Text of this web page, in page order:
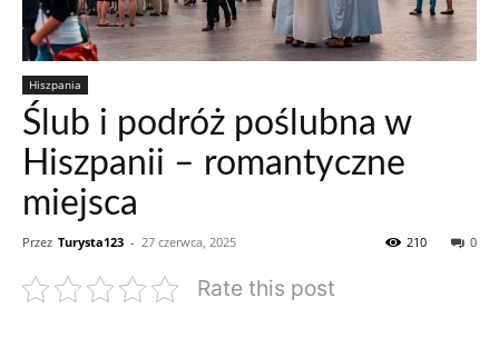
Hiszpania
Ślub i podróż poślubna w
Hiszpanii – romantyczne
miejsca
Przez Turysta123 - 27 czerwca, 2025 0
210
Rate this post